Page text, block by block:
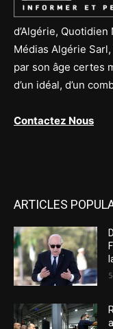
d’Algérie,
Médias Algérie
par son âge certes
d’un idéal, d’un
Contactez Nous
ARTICLES